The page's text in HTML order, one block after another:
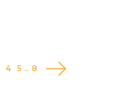
4 5 .. 8